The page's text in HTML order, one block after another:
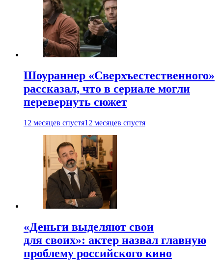
Шоураннер «Сверхъестественного»
рассказал, что в сериале могли
перевернуть сюжет
12 месяцев спустя12 месяцев спустя
«Деньги выделяют свои
для своих»: актер назвал главную
проблему российского кино